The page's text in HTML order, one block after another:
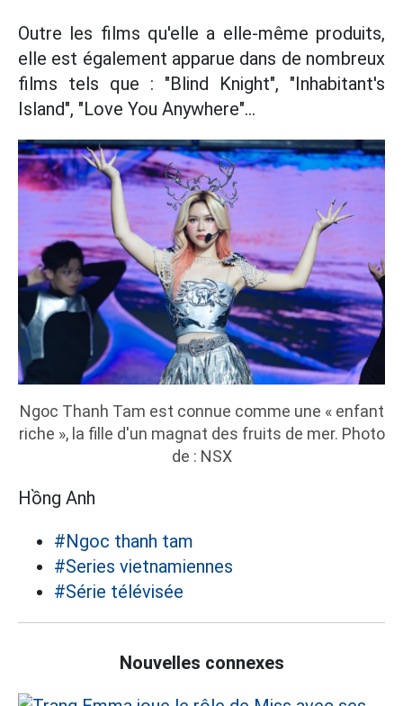
Outre les films qu'elle a elle-même produits,
elle est également apparue dans de nombreux
films tels que : "Blind Knight", "Inhabitant's
Island", "Love You Anywhere"...
Ngoc Thanh Tam est connue comme une « enfant
riche », la fille d'un magnat des fruits de mer. Photo
de : NSX
Hồng Anh
#Ngoc thanh tam
#Series vietnamiennes
#Série télévisée
Nouvelles connexes